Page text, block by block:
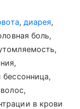
, диарея,
боль,
в крови